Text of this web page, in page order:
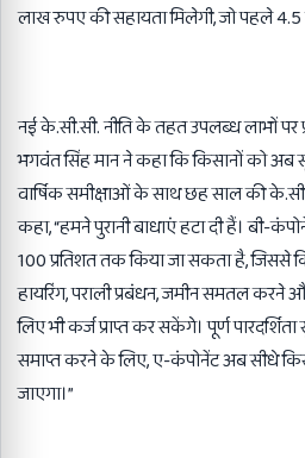
लाख रुपए की सहायता मिलेगी, जो पहले 4.5
नई के.सी.सी. नीति के तहत उपलब्ध लाभों पर
भगवंत सिंह मान ने कहा कि किसानों को अब
वार्षिक समीक्षाओं के साथ छह साल की
कहा, “हमने पुरानी बाधाएं हटा दी हैं। बी-
100 प्रतिशत तक किया जा सकता है, जिससे
हायरिंग, पराली प्रबंधन, जमीन समतल करने
लिए भी कर्ज प्राप्त कर सकेंगे। पूर्ण
समाप्त करने के लिए, ए-कंपोनेंट अब सीधे
जाएगा।”